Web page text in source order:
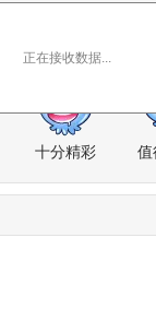
十分精彩 值
正在接收数据...